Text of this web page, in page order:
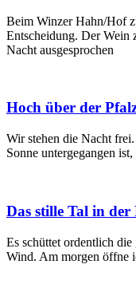
Beim Winzer Hahn/Hof
Entscheidung. Der Wein
Nacht ausgesprochen
Hoch über der
Wir stehen die Nacht
Sonne untergegangen
Das stille Tal in der
Es schüttet ordentlich
Wind. Am morgen öffne